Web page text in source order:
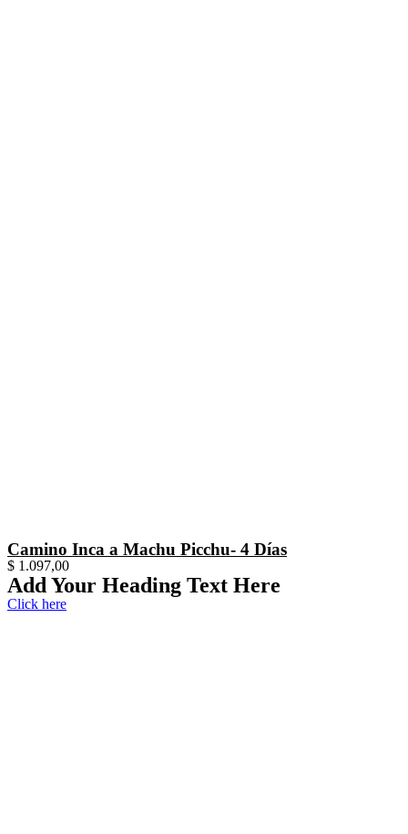
Camino Inca a Machu Picchu- 4 Días
$ 1.097,00
Add Your Heading Text Here
Click here